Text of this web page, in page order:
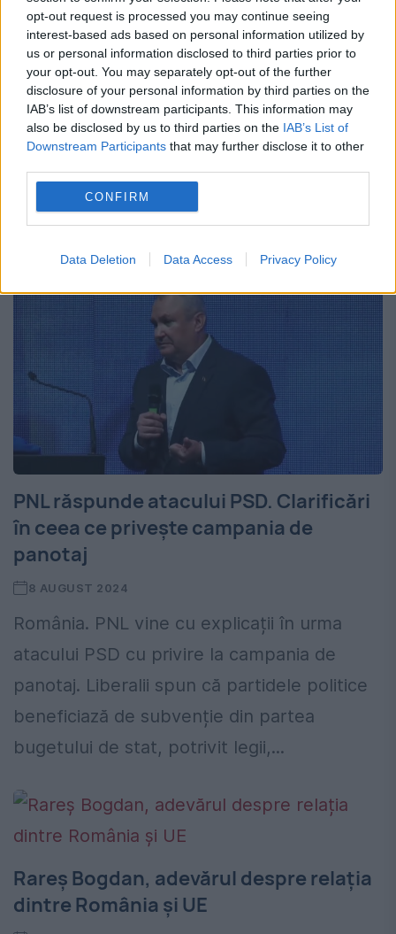
opt-out request is processed you may continue seeing
interest-based ads based on personal information utilized by
us or personal information disclosed to third parties prior to
your opt-out. You may separately opt-out of the further
disclosure of your personal information by third parties on the
IAB’s list of downstream participants. This information may
also be disclosed by us to third parties on the IAB’s List of
Downstream Participants that may further disclose it to other
CONFIRM
Data Deletion Data Access Privacy Policy
Vești bune: Se dau bani pentru
studenții care nu prind loc în cămin
24 OCTOMBRIE 2024
Vești bune vin pentru studenții care trebuie
să stea în chirie, pentru că nu au prins un
loc la cămin. Aceștia ar putea să primească
un ajutor din partea universităților,...
PNL răspunde atacului PSD. Clarificări
în ceea ce privește campania de
panotaj
8 AUGUST 2024
România. PNL vine cu explicații în urma
atacului PSD cu privire la campania de
panotaj. Liberalii spun că partidele politice
beneficiază de subvenție din partea
bugetului de stat, potrivit legii,...
Rareș Bogdan, adevărul despre relația
dintre România și UE